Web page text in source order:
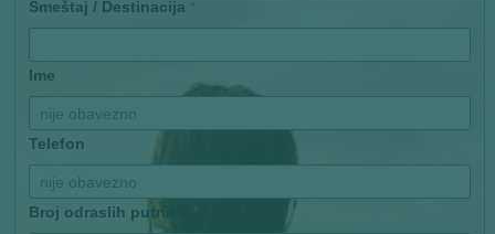
Smeštaj / Destinacija *
Ime
Telefon
Broj odraslih putnika *